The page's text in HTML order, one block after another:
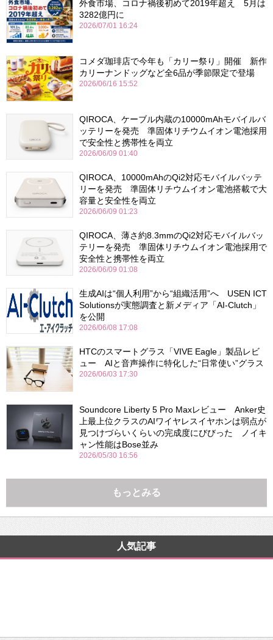
外食市場、コロナ禍後初めて2019年超え 5月は
3282億円に
2026/07/01 16:24
コメダ珈琲店で今年も「カリー祭り」開催 新作
カリーナンドッグなど全6品が季節限定で登場
2026/06/16 15:52
QIROCA、ケーブル内蔵の10000mAhモバイルバ
ッテリーを発売 準固体リチウムイオン電池採用
で安全性と携帯性を両立
2026/06/09 01:40
QIROCA、10000mAhのQi2対応モバイルバッテ
リーを発売 準固体リチウムイオン電池搭載で大
容量と安全性を両立
2026/06/09 01:23
QIROCA、薄さ約8.3mmのQi2対応モバイルバッ
テリーを発売 準固体リチウムイオン電池採用で
安全性と携帯性を両立
2026/06/09 01:08
生成AIは“個人利用”から“組織活用”へ USEN ICT
Solutionsが実態調査と新メディア「AI-Clutch」
を公開
2026/06/08 17:08
HTCのスマートグラス「VIVE Eagle」製品レビ
ュー AIと音声操作に特化した“日常使い”グラス
2026/06/03 17:30
Soundcore Liberty 5 Pro Maxレビュー Anker史
上最上位クラスのAIワイヤレスイヤホンは弱点が
見つけづらいくらいの完成度にびびった ノイキ
ャン性能はBose並み
2026/05/30 16:56
もっとみる
人気記事